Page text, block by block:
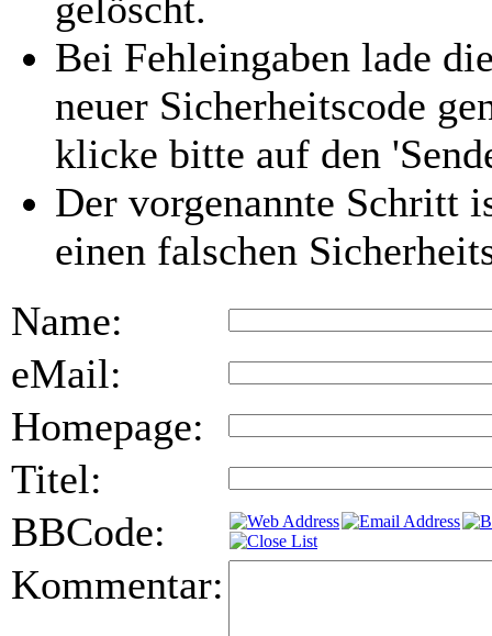
Bei Fehleingaben lade
neuer Sicherheitscode
klicke bitte auf den
Der vorgenannte Schritt
einen falschen
Name:
eMail:
Homepage:
Titel:
BBCode:
Kommentar: